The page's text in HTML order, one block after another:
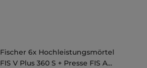
Fischer 6x Hochleistungsmörtel
FIS V Plus 360 S + Presse FIS AM -